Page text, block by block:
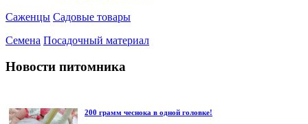
Саженцы Садовые товары
Семена Посадочный материал
Новости питомника
200 грамм чеснока в одной головке!